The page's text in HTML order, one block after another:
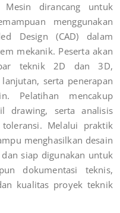
Mesin dirancang untuk
menggunakan
Design (CAD) dalam
mekanik. Peserta akan
teknik 2D dan 3D,
serta penerapan
Pelatihan mencakup
drawing, serta analisis
Melalui praktik
menghasilkan desain
siap digunakan untuk
dokumentasi teknis,
kualitas proyek teknik